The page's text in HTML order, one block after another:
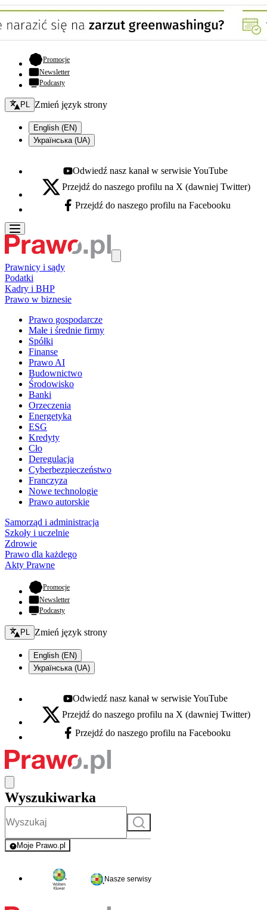
Promocje- otwiera się w nowej karcie
Newsletter
Podcasty
Zmień język - bieżący:
PL Zmień język strony
English (EN)
Українська (UA)
Youtube - otwiera się w nowej karcie
Odwiedź nasz kanał w serwisie YouTube
X - otwiera się w nowej karcie
Przejdź do naszego profilu na X (dawniej Twitter)
Facebook - otwiera się w nowej karcie
Przejdź do naszego profilu na Facebooku
Prawnicy i sądy
Podatki
Kadry i BHP
Prawo w biznesie
Prawo gospodarcze
Małe i średnie firmy
Spółki
Finanse
Prawo AI
Budownictwo
Środowisko
Banki
Orzeczenia
Energetyka
ESG
Kredyty
Cło
Deregulacja
Cyberbezpieczeństwo
Franczyza
Nowe technologie
Prawo autorskie
Samorząd i administracja
Szkoły i uczelnie
Zdrowie
Prawo dla każdego
Akty Prawne
Promocje- otwiera się w nowej karcie
Newsletter
Podcasty
Zmień język - bieżący:
PL Zmień język strony
English (EN)
Українська (UA)
Youtube - otwiera się w nowej karcie
Odwiedź nasz kanał w serwisie YouTube
X - otwiera się w nowej karcie
Przejdź do naszego profilu na X (dawniej Twitter)
Facebook - otwiera się w nowej karcie
Przejdź do naszego profilu na Facebooku
Wyszukiwarka
Szukaj
Moje Prawo.pl
- rejestracja i logowanie do serwisu
Nasze serwisy